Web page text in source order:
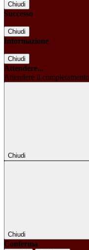
Chiudi
Successo
Chiudi
Informazione
Chiudi
Attendere...
Attendere il
Chiudi
Chiudi
Conferma